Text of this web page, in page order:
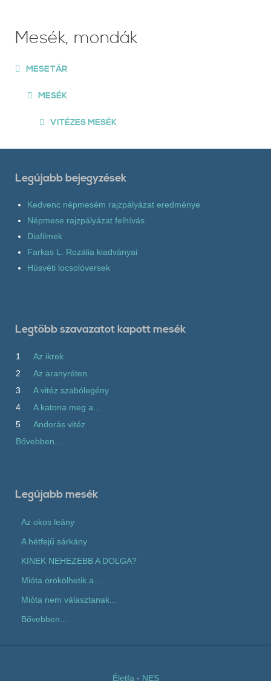
Mesék, mondák
MESETÁR
MESÉK
VITÉZES MESÉK
Legújabb bejegyzések
Kedvenc népmesém rajzpályázat eredménye
Népmese rajzpályázat felhívás
Diafilmek
Farkas L. Rozália kiadványai
Húsvéti locsolóversek
Legtöbb szavazatot kapott mesék
1
Az ikrek
2
Az aranyréten
3
A vitéz szabólegény
4
A katona meg a...
5
Andorás vitéz
Bővebben...
Legújabb mesék
Az okos leány
A hétfejű sárkány
KINEK NEHEZEBB A DOLGA?
Mióta örökölhetik a...
Mióta nem választanak...
Bővebben...
Életfa - NES